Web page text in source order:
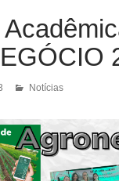
Notícias